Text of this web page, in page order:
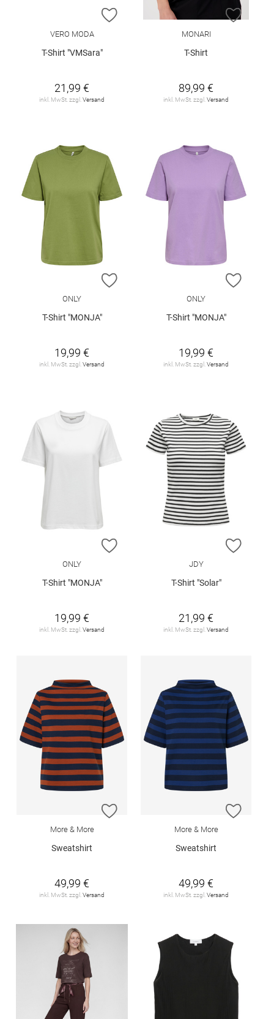
ZUR WUNSCHLISTE HINZUFÜGEN
VERO MODA
T-Shirt "VMSara"
21,99 €
inkl. MwSt. zzgl. Versand
ZUR
MONARI
T-Shirt
89,99 €
inkl. MwSt. zzgl. Versand
ZUR WUNSCHLISTE HINZUFÜGEN
ONLY
T-Shirt "MONJA"
19,99 €
inkl. MwSt. zzgl.Versand
ZUR
ONLY
T-Shirt "MONJA"
19,99 €
inkl. MwSt. zzgl.Versand
ZUR WUNSCHLISTE HINZUFÜGEN
ONLY
T-Shirt "MONJA"
19,99 €
inkl. MwSt. zzgl.Versand
ZUR
JDY
T-Shirt "Solar"
21,99 €
inkl. MwSt. zzgl.Versand
ZUR WUNSCHLISTE HINZUFÜGEN
More & More
Sweatshirt
49,99 €
inkl. MwSt. zzgl. Versand
ZUR
More & More
Sweatshirt
49,99 €
inkl. MwSt. zzgl. Versand